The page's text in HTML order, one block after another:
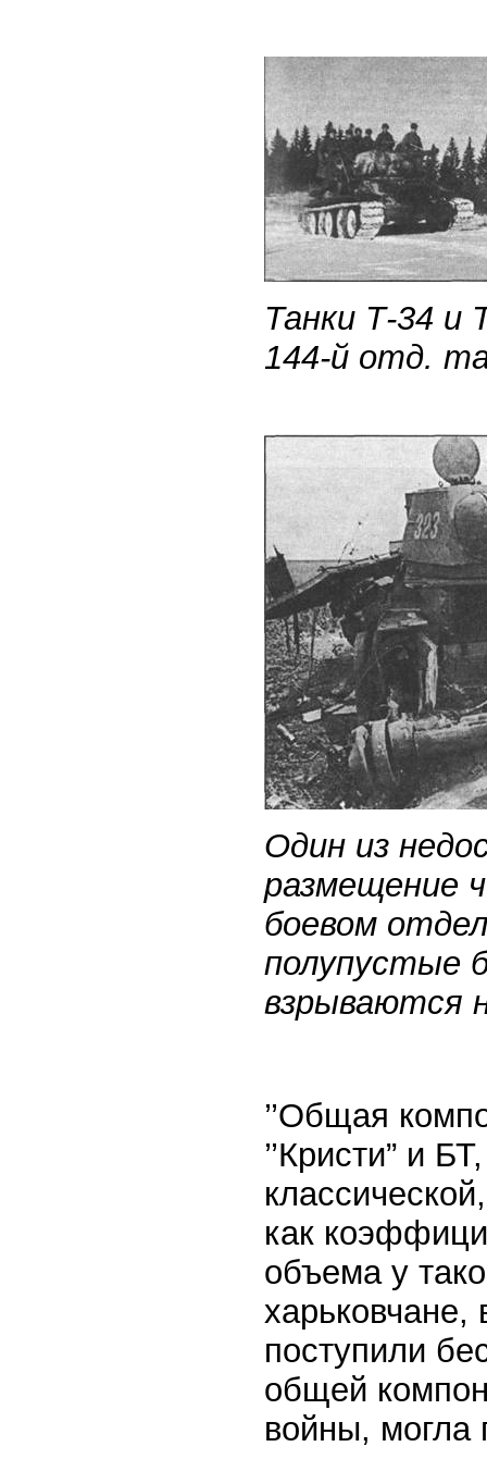
Танки Т-34 и
144-й отд.
Один из
размещение
боевом
полупустые
взрываются
’’Общая
’’Кристи” и
как
объема у
поступили
общей
войны, могла